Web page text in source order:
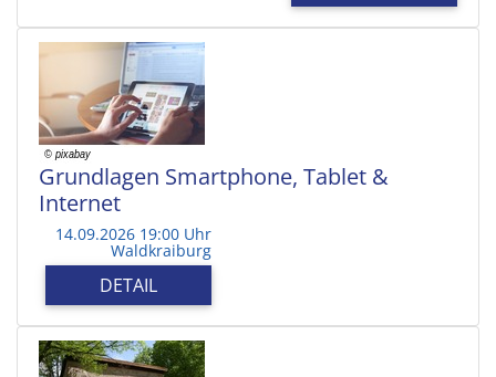
Grundlagen Smartphone, Tablet &
Internet
14.09.2026 19:00 Uhr
Waldkraiburg
DETAIL